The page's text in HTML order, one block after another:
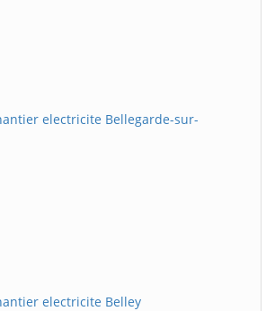
electricite Bellegarde-sur-
electricite Belley